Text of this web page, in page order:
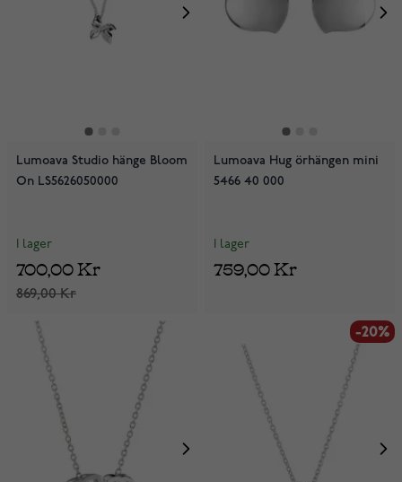
Lumoava Studio hänge Bloom
On LS5626050000
I lager
869,00 Kr
700,00 Kr
Lumoava Hug örhängen mini
5466 40 000
I lager
759,00 Kr
-20%